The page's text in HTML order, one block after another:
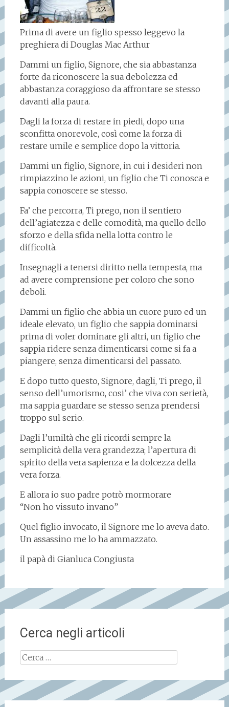
Prima di avere un figlio spesso leggevo la
preghiera di Douglas Mac Arthur
Dammi un figlio, Signore, che sia abbastanza
forte da riconoscere la sua debolezza ed
abbastanza coraggioso da affrontare se stesso
davanti alla paura.
Dagli la forza di restare in piedi, dopo una
sconfitta onorevole, così come la forza di
restare umile e semplice dopo la vittoria.
Dammi un figlio, Signore, in cui i desideri non
rimpiazzino le azioni, un figlio che Ti conosca e
sappia conoscere se stesso.
Fa’ che percorra, Ti prego, non il sentiero
dell’agiatezza e delle comodità, ma quello dello
sforzo e della sfida nella lotta contro le
difficoltà.
Insegnagli a tenersi diritto nella tempesta, ma
ad avere comprensione per coloro che sono
deboli.
Dammi un figlio che abbia un cuore puro ed un
ideale elevato, un figlio che sappia dominarsi
prima di voler dominare gli altri, un figlio che
sappia ridere senza dimenticarsi come si fa a
piangere, senza dimenticarsi del passato.
E dopo tutto questo, Signore, dagli, Ti prego, il
senso dell’umorismo, cosi’ che viva con serietà,
ma sappia guardare se stesso senza prendersi
troppo sul serio.
Dagli l’umiltà che gli ricordi sempre la
semplicità della vera grandezza; l’apertura di
spirito della vera sapienza e la dolcezza della
vera forza.
E allora io suo padre potrò mormorare
“Non ho vissuto invano”
Quel figlio invocato, il Signore me lo aveva dato.
Un assassino me lo ha ammazzato.
il papà di Gianluca Congiusta
Cerca negli articoli
Ricerca